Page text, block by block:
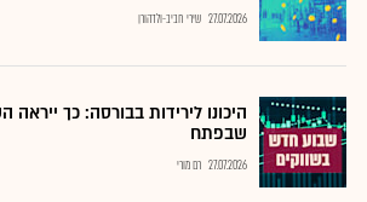
27.07.2026 שירי חביב-ולדהורן
היכונו לירידות בבורסה: כך
שבפתח
27.07.2026 רם מורי